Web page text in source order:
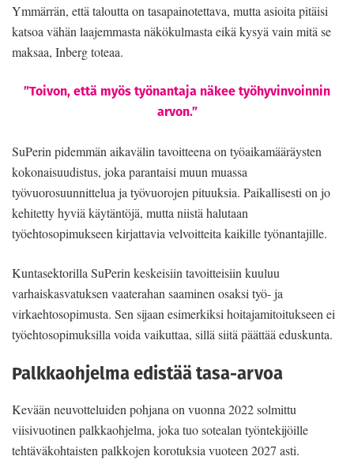
Ymmärrän, että taloutta on tasapainotettava, mutta asioita pitäisi
katsoa vähän laajemmasta näkökulmasta eikä kysyä vain mitä se
maksaa, Inberg toteaa.
”Toivon, että myös työnantaja näkee työhyvinvoinnin
arvon.”
SuPerin pidemmän aikavälin tavoitteena on työaikamääräysten
kokonaisuudistus, joka parantaisi muun muassa
työvuorosuunnittelua ja työvuorojen pituuksia. Paikallisesti on jo
kehitetty hyviä käytäntöjä, mutta niistä halutaan
työehtosopimukseen kirjattavia velvoitteita kaikille työnantajille.
Kuntasektorilla SuPerin keskeisiin tavoitteisiin kuuluu
varhaiskasvatuksen vaaterahan saaminen osaksi työ- ja
virkaehtosopimusta. Sen sijaan esimerkiksi hoitajamitoitukseen ei
työehtosopimuksilla voida vaikuttaa, sillä siitä päättää eduskunta.
Palkkaohjelma edistää tasa-arvoa
Kevään neuvotteluiden pohjana on vuonna 2022 solmittu
viisivuotinen palkkaohjelma, joka tuo sotealan työntekijöille
tehtäväkohtaisten palkkojen korotuksia vuoteen 2027 asti.